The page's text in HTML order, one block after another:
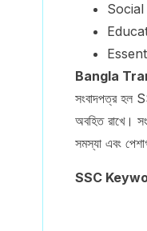
Social
Bangla
সংবাদপত্র হল
অবহিত রাখে।
সমস্যা এবং
SSC